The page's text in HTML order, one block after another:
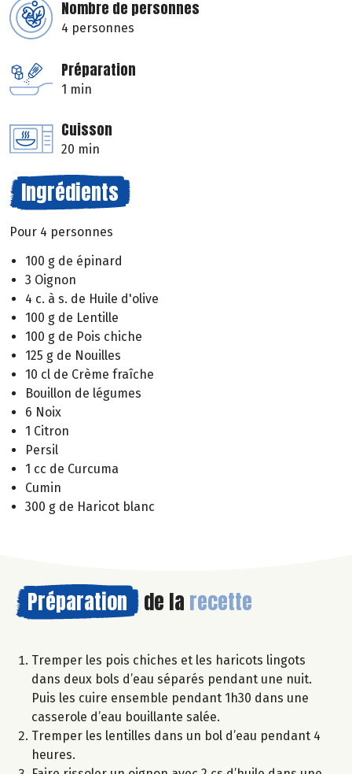
Nombre de personnes
4 personnes
Préparation
1 min
Cuisson
20 min
Ingrédients
Pour 4 personnes
100 g de épinard
3 Oignon
4 c. à s. de Huile d'olive
100 g de Lentille
100 g de Pois chiche
125 g de Nouilles
10 cl de Crème fraîche
Bouillon de légumes
6 Noix
1 Citron
Persil
1 cc de Curcuma
Cumin
300 g de Haricot blanc
Préparation de la recette
Tremper les pois chiches et les haricots lingots
dans deux bols d’eau séparés pendant une nuit.
Puis les cuire ensemble pendant 1h30 dans une
casserole d’eau bouillante salée.
Tremper les lentilles dans un bol d’eau pendant 4
heures.